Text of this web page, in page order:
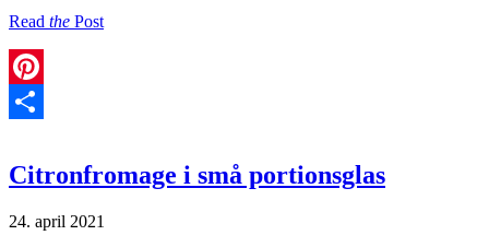
Read the Post
Pinterest
Citronfromage i små portionsglas
24. april 2021